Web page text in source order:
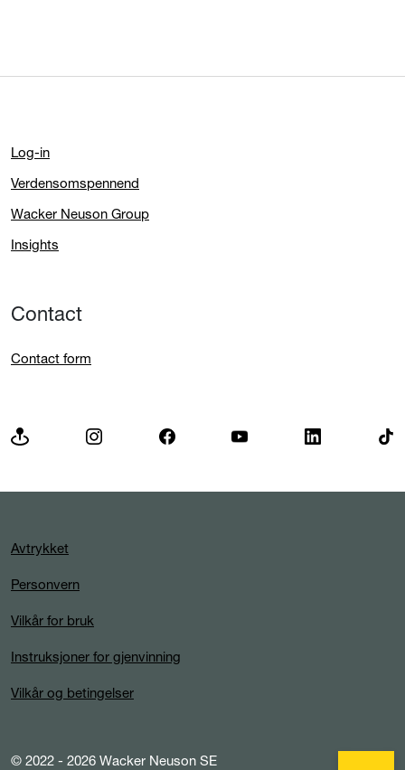
Log-in
Verdensomspennend
Wacker Neuson Group
Insights
Contact
Contact form
Avtrykket
Personvern
Vilkår for bruk
Instruksjoner for gjenvinning
Vilkår og betingelser
© 2022 - 2026 Wacker Neuson SE